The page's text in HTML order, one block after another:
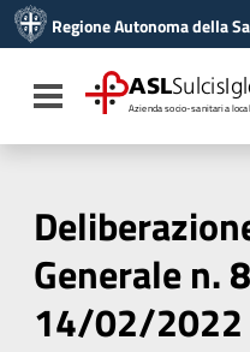
Vai al menu di
Vai al footer
Regione Autonoma della
Toggle navigation
ASL
Azienda socio-sanitaria
Generale n.
14/02/2022